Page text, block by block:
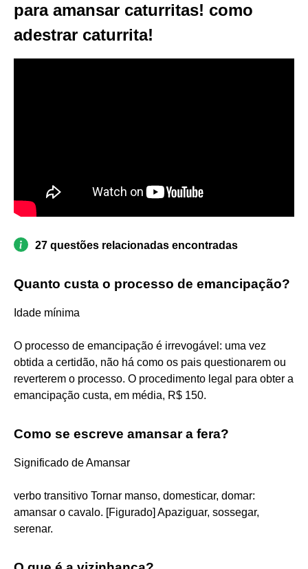
para amansar caturritas! como
adestrar caturrita!
27 questões relacionadas encontradas
Quanto custa o processo de emancipação?
Idade mínima
O processo de emancipação é irrevogável: uma vez
obtida a certidão, não há como os pais questionarem ou
reverterem o processo. O procedimento legal para obter a
emancipação custa, em média, R$ 150.
Como se escreve amansar a fera?
Significado de Amansar
verbo transitivo Tornar manso, domesticar, domar:
amansar o cavalo. [Figurado] Apaziguar, sossegar,
serenar.